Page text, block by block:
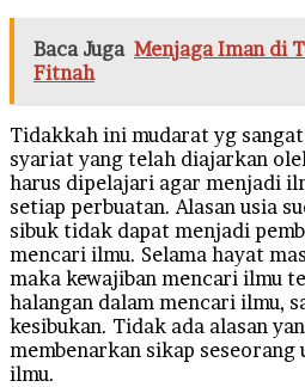
Baca Juga Menjaga Iman di
Fitnah
Tidakkah ini mudarat yg sangat
syariat yang telah diajarkan
harus dipelajari agar menjadi
setiap perbuatan. Alasan usia
sibuk tidak dapat menjadi
mencari ilmu. Selama hayat
maka kewajiban mencari ilmu
halangan dalam mencari ilmu,
kesibukan. Tidak ada alasan
membenarkan sikap
ilmu.